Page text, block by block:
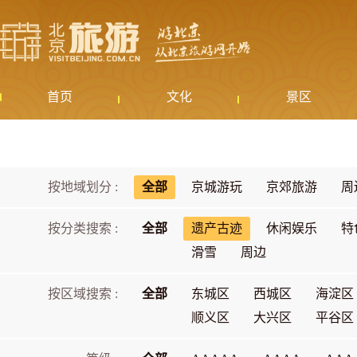
首页 文化 景区
按地域划分 : 全部 京城游玩 京郊旅游 周
按分类搜索 : 全部 遗产古迹 休闲娱乐
特
滑雪
周边
按区域搜索 : 全部 东城区 西城区
海淀区
顺义区
大兴区 平谷区